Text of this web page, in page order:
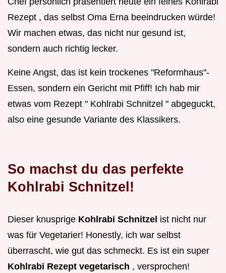
Rezept , das selbst Oma Erna beeindrucken würde!
Wir machen etwas, das nicht nur gesund ist,
sondern auch richtig lecker.
Keine Angst, das ist kein trockenes "Reformhaus"-
Essen, sondern ein Gericht mit Pfiff! Ich hab mir
etwas vom Rezept " Kohlrabi Schnitzel " abgeguckt,
also eine gesunde Variante des Klassikers.
So machst du das perfekte
Kohlrabi Schnitzel!
Dieser knusprige Kohlrabi Schnitzel ist nicht nur
was für Vegetarier! Honestly, ich war selbst
überrascht, wie gut das schmeckt. Es ist ein super
Kohlrabi Rezept vegetarisch , versprochen!